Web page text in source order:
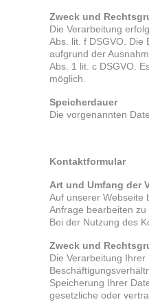
Zweck und
Die Verarbeitung
Abs. lit. f DSGVO. Die
aufgrund der
Abs. 1 lit. c DSGVO.
möglich.
Speicherdauer
Die vorgenannten
Kontaktformular
Art und Umfang der
Auf unserer Webseite
Anfrage bearbeiten
Bei der Nutzung des
Zweck und
Die Verarbeitung
Speicherung Ihrer
gesetzliche oder